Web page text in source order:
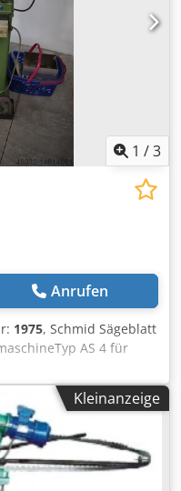
1 /3
Anrufen
1975, Schmid Sägeblatt
AS 4 für
für Trennkreissägen
22 mm mit Teilscheibe:
Schleifscheibe Drm.:
3500 UpM.
- 200 UpM. Dwedpfx
0,55 kW - Untergestell -
Kleinanzeige